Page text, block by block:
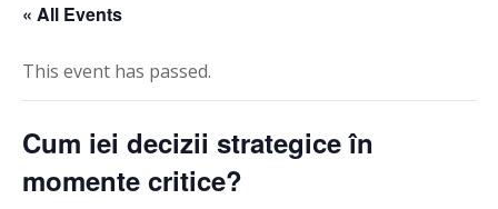
« All Events
This event has passed.
Cum iei decizii strategice în
momente critice?